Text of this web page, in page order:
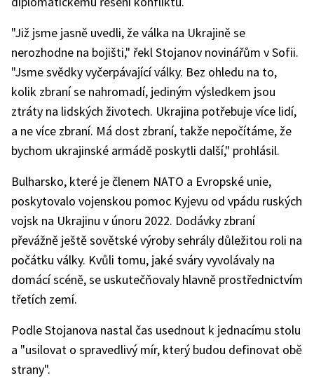
"Již jsme jasně uvedli, že válka na Ukrajině se
nerozhodne na bojišti," řekl Stojanov novinářům v Sofii.
"Jsme svědky vyčerpávající války. Bez ohledu na to,
kolik zbraní se nahromadí, jediným výsledkem jsou
ztráty na lidských životech. Ukrajina potřebuje více lidí,
a ne více zbraní. Má dost zbraní, takže nepočítáme, že
bychom ukrajinské armádě poskytli další," prohlásil.
Bulharsko, které je členem NATO a Evropské unie,
poskytovalo vojenskou pomoc Kyjevu od vpádu ruských
vojsk na Ukrajinu v únoru 2022. Dodávky zbraní
převážně ještě sovětské výroby sehrály důležitou roli na
počátku války. Kvůli tomu, jaké sváry vyvolávaly na
domácí scéně, se uskutečňovaly hlavně prostřednictvím
třetích zemí.
Podle Stojanova nastal čas usednout k jednacímu stolu
a "usilovat o spravedlivý mír, který budou definovat obě
strany".